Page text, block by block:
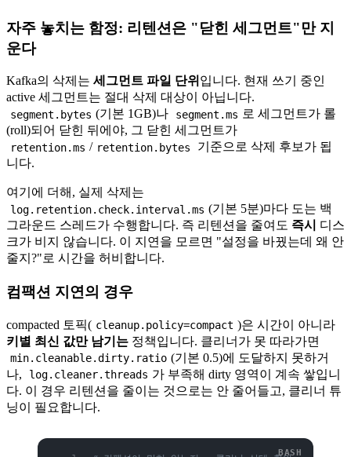
자주 놓치는 함정: 리텐션은 "닫힌 세그먼트"만 지
운다
Kafka의 삭제는 세그먼트 파일 단위 입니다. 현재 쓰기 중인
active 세그먼트는 절대 삭제 대상이 아닙니다.
segment.bytes (기본 1GB)나 segment.ms 로 세그먼트가 롤
(roll)되어 닫힌 뒤에야, 그 닫힌 세그먼트가
retention.ms / retention.bytes
기준으로 삭제 후보가 됩
니다.
여기에 더해, 실제 삭제는
log.retention.check.interval.ms (기본 5분)마다 도는 백
그라운드 스레드가 수행합니다. 즉 리텐션을 줄여도 즉시
디스
크가 비지 않습니다. 이 지연을 모르면 "설정을 바꿨는데 왜 안
줄지?"로 시간을 허비합니다.
컴팩션 지연의 경우
compacted 토픽( cleanup.policy=compact )은 시간이 아니라
키별 최신 값만 남기는 정책입니다. 클리너가 못 따라가면
min.cleanable.dirty.ratio (기본 0.5)에 도달하지 못하거
나,
log.cleaner.threads 가 부족해 dirty 영역이 계속 쌓입니
다. 이 경우 리텐션을 줄이는 것으로는 안 줄어들고, 클리너 튜
닝이 필요합니다.